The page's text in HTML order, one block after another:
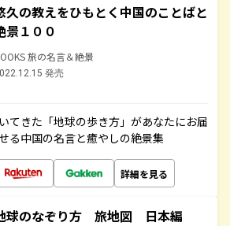
久の教えをひもとく中国のことばと
景１００
旅の名言＆絶景
発売
てきた「地球の歩き方」があなたにお届
る中国の名言と癒やしの絶景集
詳細を見る
球のなぞり方 旅地図 日本編